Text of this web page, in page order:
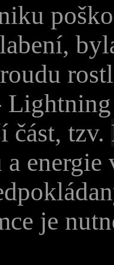
část, tzv.
energie
je